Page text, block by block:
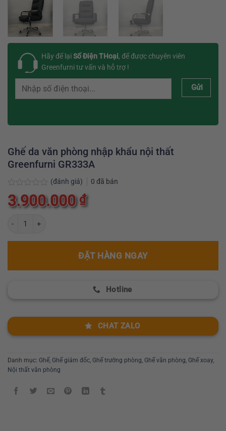
Hãy để lạiSố Điện THoại, để được chuyên viên
Greenfurni tư vấn và hỗ trợ !
Gửi
Ghế da văn phòng nhập khẩu nội thất
Greenfurni GR333A
Được
xếp
hạng
(đánh giá) 0 đã bán
3.900.000₫
ĐẶT HÀNG NGAY
Hotline
CHAT ZALO
Danh mục: Ghế, Ghế giám đốc, Ghế trưởng phòng, Ghế văn phòng, Ghế xoay,
Nội thất văn phòng